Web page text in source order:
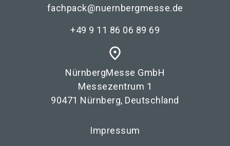
fachpack@nuernbergmesse.de
+49 9 11 86 06 89 69
place
NürnbergMesse GmbH
Messezentrum 1
90471 Nürnberg, Deutschland
Impressum